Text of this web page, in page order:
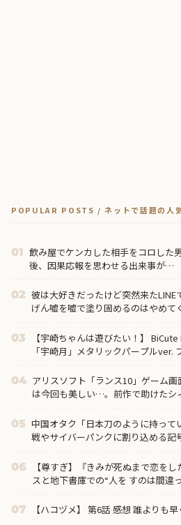
POPULAR POSTS / ネットで話題の人
01 飲み屋でケンカした相手をコロした
後、因果応報を思わせる出来事が…
02 彼は大好きだったけど突然来た
げん嘘を嘘で塗り固めるのはやめて
03
【宇崎ちゃんは遊びたい！】
「宇崎月」メタリックパープルver.
04 アリスソフト「ランス10」ゲーム
は今回も美しい…。前作で助けたシ
05 中国オタク「日本刀のように持っ
戦やサイバーパンクに割り込める記
06
【尊すぎ】『きみが死ぬまで恋を
スと地下書庫での“人を すのは間違
きた」
07 【ハコヅメ】 第6話 感想 誰よりも